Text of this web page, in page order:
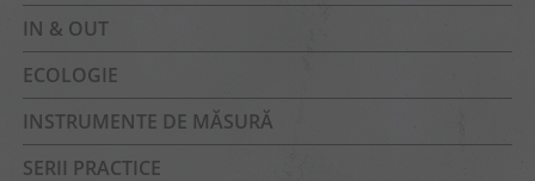
IN & OUT
ECOLOGIE
INSTRUMENTE DE MĂSURĂ
SERII PRACTICE